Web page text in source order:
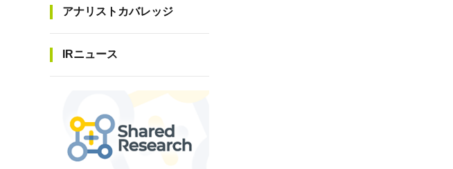
アナリストカバレッジ
IRニュース